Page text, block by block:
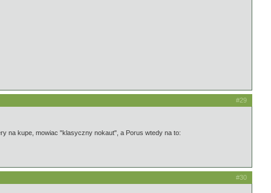
#29
na kupe, mowiac "klasyczny nokaut", a Porus wtedy na to:
#30